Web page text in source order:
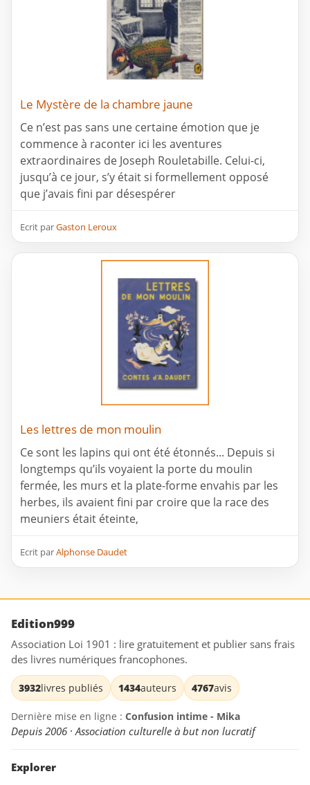
Le Mystère de la chambre jaune
Ce n’est pas sans une certaine émotion que je
commence à raconter ici les aventures
extraordinaires de Joseph Rouletabille. Celui-ci,
jusqu’à ce jour, s’y était si formellement opposé
que j’avais fini par désespérer
Ecrit parGaston Leroux
Les lettres de mon moulin
Ce sont les lapins qui ont été étonnés... Depuis si
longtemps qu’ils voyaient la porte du moulin
fermée, les murs et la plate-forme envahis par les
herbes, ils avaient fini par croire que la race des
meuniers était éteinte,
Ecrit parAlphonse Daudet
Edition999
Association Loi 1901 : lire gratuitement et publier sans frais
des livres numériques francophones.
3932livres publiés 1434auteurs 4767avis
Dernière mise en ligne : Confusion intime - Mika
Depuis 2006 · Association culturelle à but non lucratif
Explorer